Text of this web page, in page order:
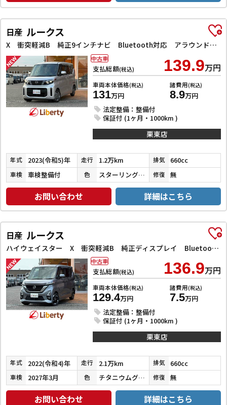
日産 ルークス
X 衝突軽減B 純正9インチナビ Bluetooth対応 アラウンドビューモニター LEDヘッドライト 左パワースライドドア スマートキー プッシュスタート アイドリングストップ オートエアコン
支払総額(税込) 139.9万円
車両本体価格(税込)
131万円
諸費用(税込)
8.9万円
法定整備：整備付
保証付 (1ヶ月・1000km )
中古車
栗東店
年式 2023(令和5)年 走行 1.2万km 排気 660cc
車検 車検整備付 色 スターリングシルバーメタリック 修復 無
お問い合わせ 詳細はこちら
日産 ルークス
ハイウェイスター X 衝突軽減B 純正ディスプレイ Bluetooth対応 アラウンドビューモニター ETC 両側自動ドア LEDヘッドライト フォグライト スマートキー プッシュスタート アイドリングストップ オートエア
支払総額(税込) 136.9万円
車両本体価格(税込)
129.4万円
諸費用(税込)
7.5万円
法定整備：整備付
保証付 (1ヶ月・1000km )
中古車
栗東店
年式 2022(令和4)年 走行 2.1万km 排気 660cc
車検 2027年3月 色 チタニウムグレーメタリック 修復 無
お問い合わせ 詳細はこちら